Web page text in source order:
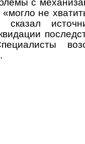
с
не